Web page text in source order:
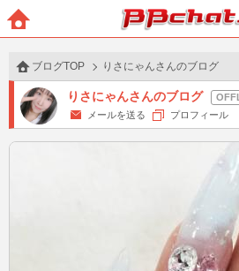
BBchatTV
ブログTOP りさにゃんさんのブログ
りさにゃんさんのブログ
メールを送る
プロフィール